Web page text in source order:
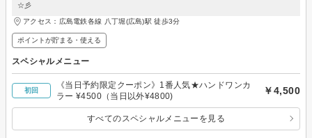
☆彡
アクセス：広島電鉄各線 八丁堀(広島)駅 徒歩3分
ポイントが貯まる・使える
スペシャルメニュー
初回
《当日予約限定クーポン》1番人気★ハンドワンカ
ラー ¥4500（当日以外¥4800)
￥4,500
すべてのスペシャルメニューを見る